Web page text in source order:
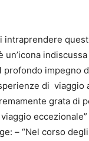
intraprendere
un’icona
profondo impegno
di viaggio
grata di
– “Nel corso